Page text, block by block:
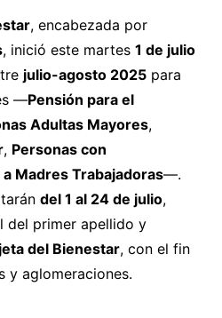
, encabezada por
, inició este martes 1 de julio
julio-agosto 2025para
—Pensión para el
Adultas Mayores,
, Personas con
Madres Trabajadoras—.
del 1 al 24 de julio,
del primer apellido y
del Bienestar, con el fin
y aglomeraciones.